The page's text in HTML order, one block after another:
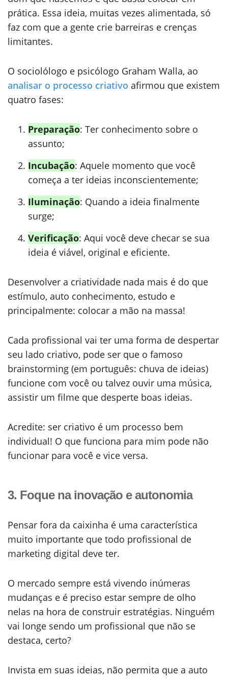
prática. Essa ideia, muitas vezes alimentada, só
faz com que a gente crie barreiras e crenças
limitantes.
O sociolólogo e psicólogo Graham Walla, ao
analisar o processo criativo afirmou que existem
quatro fases:
Preparação: Ter conhecimento sobre o
assunto;
Incubação: Aquele momento que você
começa a ter ideias inconscientemente;
Iluminação: Quando a ideia finalmente
surge;
Verificação: Aqui você deve checar se sua
ideia é viável, original e eficiente.
Desenvolver a criatividade nada mais é do que
estímulo, auto conhecimento, estudo e
principalmente: colocar a mão na massa!
Cada profissional vai ter uma forma de despertar
seu lado criativo, pode ser que o famoso
brainstorming (em português: chuva de ideias)
funcione com você ou talvez ouvir uma música,
assistir um filme que desperte boas ideias.
Acredite: ser criativo é um processo bem
individual! O que funciona para mim pode não
funcionar para você e vice versa.
3. Foque na inovação e autonomia
Pensar fora da caixinha é uma característica
muito importante que todo profissional de
marketing digital deve ter.
O mercado sempre está vivendo inúmeras
mudanças e é preciso estar sempre de olho
nelas na hora de construir estratégias. Ninguém
vai longe sendo um profissional que não se
destaca, certo?
Invista em suas ideias, não permita que a auto